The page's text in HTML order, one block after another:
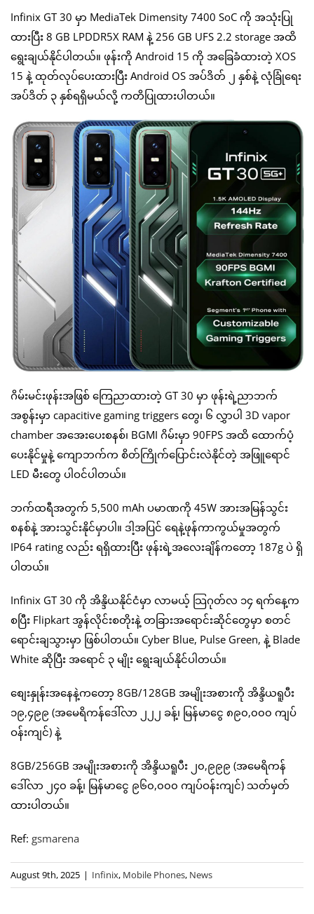
Infinix GT 30 မှာ MediaTek Dimensity 7400 SoC ကို အသုံးပြု
ထားပြီး 8 GB LPDDR5X RAM နဲ့ 256 GB UFS 2.2 storage အထိ
ရွေးချယ်နိုင်ပါတယ်။ ဖုန်းကို Android 15 ကို အခြေခံထားတဲ့ XOS
15 နဲ့ ထုတ်လုပ်ပေးထားပြီး Android OS အပ်ဒိတ် ၂ နှစ်နဲ့ လုံခြုံရေး
အပ်ဒိတ် ၃ နှစ်ရရှိမယ်လို့ ကတိပြုထားပါတယ်။
ဂိမ်းမင်းဖုန်းအဖြစ် ကြေညာထားတဲ့ GT 30 မှာ ဖုန်းရဲ့ညာဘက်
အစွန်းမှာ capacitive gaming triggers တွေ၊ ၆ လွှာပါ 3D vapor
chamber အအေးပေးစနစ်၊ BGMI ဂိမ်းမှာ 90FPS အထိ ထောက်ပံ့
ပေးနိုင်မှုနဲ့ ကျောဘက်က စိတ်ကြိုက်ပြောင်းလဲနိုင်တဲ့ အဖြူရောင်
LED မီးတွေ ပါဝင်ပါတယ်။
ဘက်ထရီအတွက် 5,500 mAh ပမာဏကို 45W အားအမြန်သွင်း
စနစ်နဲ့ အားသွင်းနိုင်မှာပါ။ ဒါ့အပြင် ရေနဲ့ဖုန်ကာကွယ်မှုအတွက်
IP64 rating လည်း ရရှိထားပြီး ဖုန်းရဲ့အလေးချိန်ကတော့ 187g ပဲ ရှိ
ပါတယ်။
Infinix GT 30 ကို အိန္ဒိယနိုင်ငံမှာ လာမယ့် သြဂုတ်လ ၁၄ ရက်နေ့က
စပြီး Flipkart အွန်လိုင်းစတိုးနဲ့ တခြားအရောင်းဆိုင်တွေမှာ စတင်
ရောင်းချသွားမှာ ဖြစ်ပါတယ်။ Cyber Blue, Pulse Green, နဲ့ Blade
White ဆိုပြီး အရောင် ၃ မျိုး ရွေးချယ်နိုင်ပါတယ်။
စျေးနှုန်းအနေနဲ့ကတော့ 8GB/128GB အမျိုးအစားကို အိန္ဒိယရူပီး
၁၉,၄၉၉ (အမေရိကန်ဒေါ်လာ ၂၂၂ ခန့်၊ မြန်မာငွေ ၈၉၀,၀၀၀ ကျပ်
ဝန်းကျင်) နဲ့
8GB/256GB အမျိုးအစားကို အိန္ဒိယရူပီး ၂၀,၉၉၉ (အမေရိကန်
ဒေါ်လာ ၂၄၀ ခန့်၊ မြန်မာငွေ ၉၆၀,၀၀၀ ကျပ်ဝန်းကျင်) သတ်မှတ်
ထားပါတယ်။
Ref: gsmarena
August 9th, 2025 | Infinix, Mobile Phones, News